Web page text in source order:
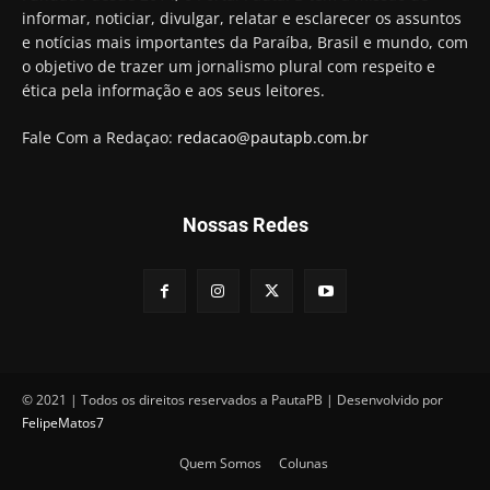
"confiscar" dinheiro de clientes
01:49
Descaso da gestão Panta deixa crianças e
professoras 'ilhadas' em creche
00:16
informar, noticiar, divulgar, relatar e esclarecer os assuntos
e notícias mais importantes da Paraíba, Brasil e mundo, com
o objetivo de trazer um jornalismo plural com respeito e
ética pela informação e aos seus leitores.
Fale Com a Redaçao: redacao@pautapb.com.br
Nossas Redes
© 2021 | Todos os direitos reservados a PautaPB | Desenvolvido por
FelipeMatos7
Quem Somos Colunas